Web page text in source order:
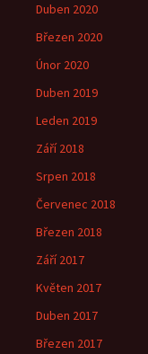
Duben 2020
Březen 2020
Únor 2020
Duben 2019
Leden 2019
Září 2018
Srpen 2018
Červenec 2018
Březen 2018
Září 2017
Květen 2017
Duben 2017
Březen 2017